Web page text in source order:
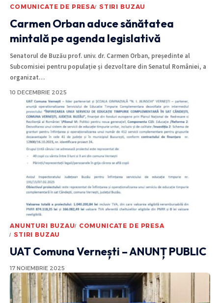
COMUNICATE DE PRESA STIRI BUZAU
Carmen Orban aduce sănătatea
mintală pe agenda legislativă
Senatorul de Buzău prof. univ. dr. Carmen Orban, președinte al
Subcomisiei pentru populație și dezvoltare din Senatul României, a
organizat…
10 DECEMBRIE 2025
ANUNTURI BUZAU
COMUNICATE DE PRESA
STIRI BUZAU
UAT Comuna Vernești – ANUNȚ PUBLIC
17 NOIEMBRIE 2025